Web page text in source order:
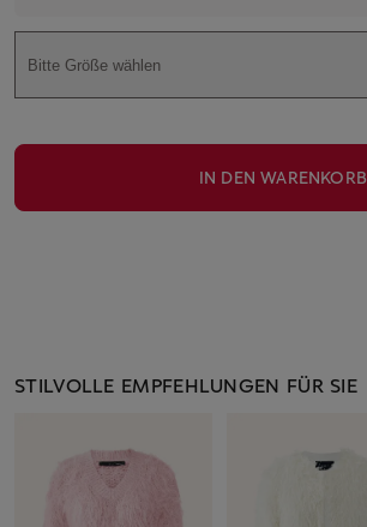
Bitte Größe wählen
IN DEN WARENKORB
STILVOLLE EMPFEHLUNGEN FÜR SIE